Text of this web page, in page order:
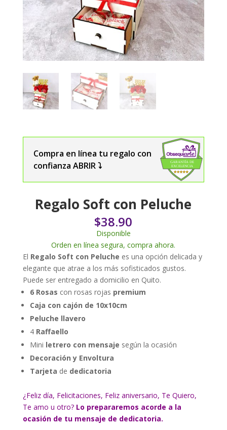
Compra en línea tu regalo con
confianza ABRIR ⤵️
Regalo Soft con Peluche
$38.90
Disponible
Orden en línea segura, compra ahora.
El Regalo Soft con Peluche es una opción delicada y
elegante que atrae a los más sofisticados gustos.
Puede ser entregado a domicilio en Quito.
6 Rosas con rosas rojas premium
Caja con cajón de 10x10cm
Peluche llavero
4 Raffaello
Mini letrero con mensaje según la ocasión
Decoración y Envoltura
Tarjeta de dedicatoria
¿Feliz día, Felicitaciones, Feliz aniversario, Te Quiero,
Te amo u otro? Lo prepararemos acorde a la
ocasión de tu mensaje de dedicatoria.